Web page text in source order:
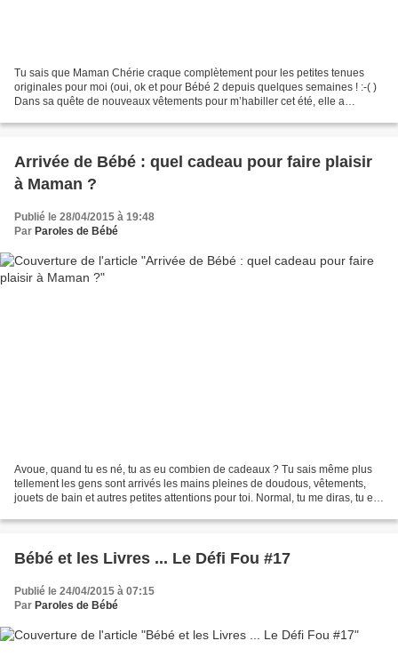
Tu sais que Maman Chérie craque complètement pour les petites tenues
originales pour moi (oui, ok et pour Bébé 2 depuis quelques semaines ! :-( )
Dans sa quête de nouveaux vêtements pour m’habiller cet été, elle a
Arrivée de Bébé : quel cadeau pour faire plaisir
à Maman ?
Publié le 28/04/2015 à 19:48
Par Paroles de Bébé
Avoue, quand tu es né, tu as eu combien de cadeaux ? Tu sais même plus
tellement les gens sont arrivés les mains pleines de doudous, vêtements,
jouets de bain et autres petites attentions pour toi. Normal, tu me diras, tu es
Bébé et les Livres ... Le Défi Fou #17
Publié le 24/04/2015 à 07:15
Par Paroles de Bébé